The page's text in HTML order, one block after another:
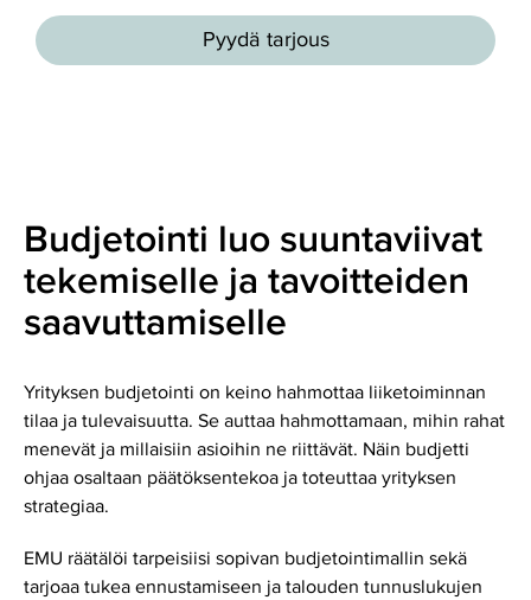
Pyydä tarjous
Budjetointi luo suuntaviivat
tekemiselle ja tavoitteiden
saavuttamiselle
Yrityksen budjetointi on keino hahmottaa liiketoiminnan
tilaa ja tulevaisuutta. Se auttaa hahmottamaan, mihin rahat
menevät ja millaisiin asioihin ne riittävät. Näin budjetti
ohjaa osaltaan päätöksentekoa ja toteuttaa yrityksen
strategiaa.
EMU räätälöi tarpeisiisi sopivan budjetointimallin sekä
tarjoaa tukea ennustamiseen ja talouden tunnuslukujen